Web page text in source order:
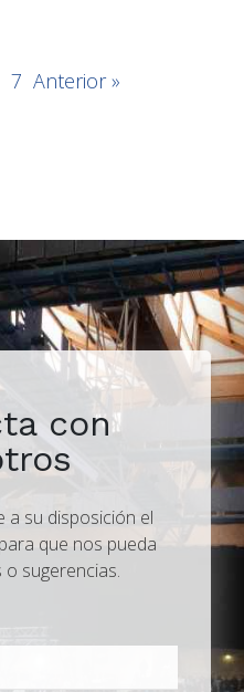
7 Anterior »
con
a su disposición el
que nos pueda
sugerencias.